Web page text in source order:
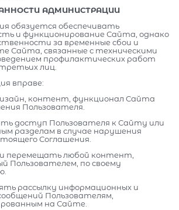
АДМИНИСТРАЦИИ
обязуется обеспечивать
и функционирование Сайта, однако
за временные сбои и
Сайта, связанные с техническими
профилактических работ
лиц.
вправе:
контент, функционал Сайта
Пользователя.
доступ Пользователя к Сайту или
разделам в случае нарушения
Соглашения.
перемещать любой контент,
Пользователем, по своему
рассылку информационных и
Пользователям,
на Сайте.